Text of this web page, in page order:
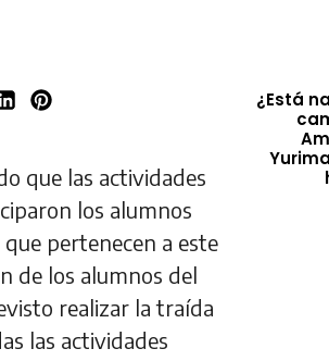
que las actividades
los alumnos
pertenecen a este
de los alumnos del
realizar la traída
las actividades
¿Está